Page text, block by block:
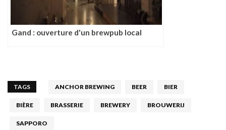
Gand : ouverture d'un brewpub local
TAGS ANCHOR BREWING BEER BIER
BIÈRE BRASSERIE BREWERY BROUWERIJ
SAPPORO